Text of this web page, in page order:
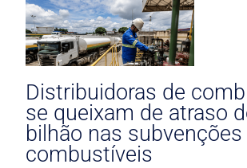
Distribuidoras de
se queixam de atraso
bilhão nas subvenções
combustíveis